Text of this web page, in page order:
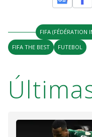
FIFA (FÉDÉRATION
FIFA THE BEST
FUTEBOL